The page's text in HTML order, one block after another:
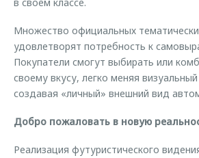
Множество официальных
удовлетворят потребность к
Покупатели смогут выбирать или
своему вкусу, легко меняя
создавая «личный» внешний вид
Добро пожаловать в новую
Реализация футуристического